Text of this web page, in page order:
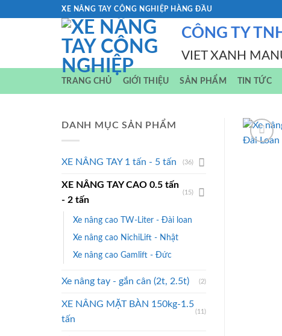
XE NÂNG TAY CÔNG NGHIỆP HÀNG ĐẦU
CÔNG TY
VIET XANH
TRANG CHỦ GIỚI THIỆU SẢN PHẨM TIN TỨC
DANH MỤC SẢN PHẨM
XE NÂNG TAY 1 tấn - 5 tấn (36)
XE NÂNG TAY CAO 0.5 tấn
- 2 tấn
(15)
Xe nâng cao TW-Liter - Đài loan
Xe nâng cao NichiLift - Nhật
Xe nâng cao Gamlift - Đức
Xe nâng tay - gắn cân (2t, 2.5t) (2)
XE NÂNG MẶT BÀN 150kg-1.5
tấn
(11)